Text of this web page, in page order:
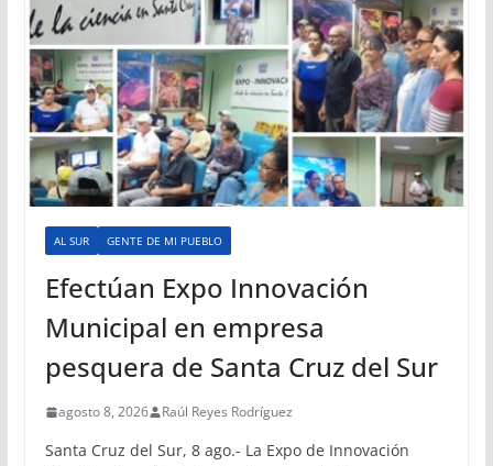
AL SUR GENTE DE MI PUEBLO
Efectúan Expo Innovación
Municipal en empresa
pesquera de Santa Cruz del Sur
agosto 8, 2026 Raúl Reyes Rodríguez
Santa Cruz del Sur, 8 ago.- La Expo de Innovación